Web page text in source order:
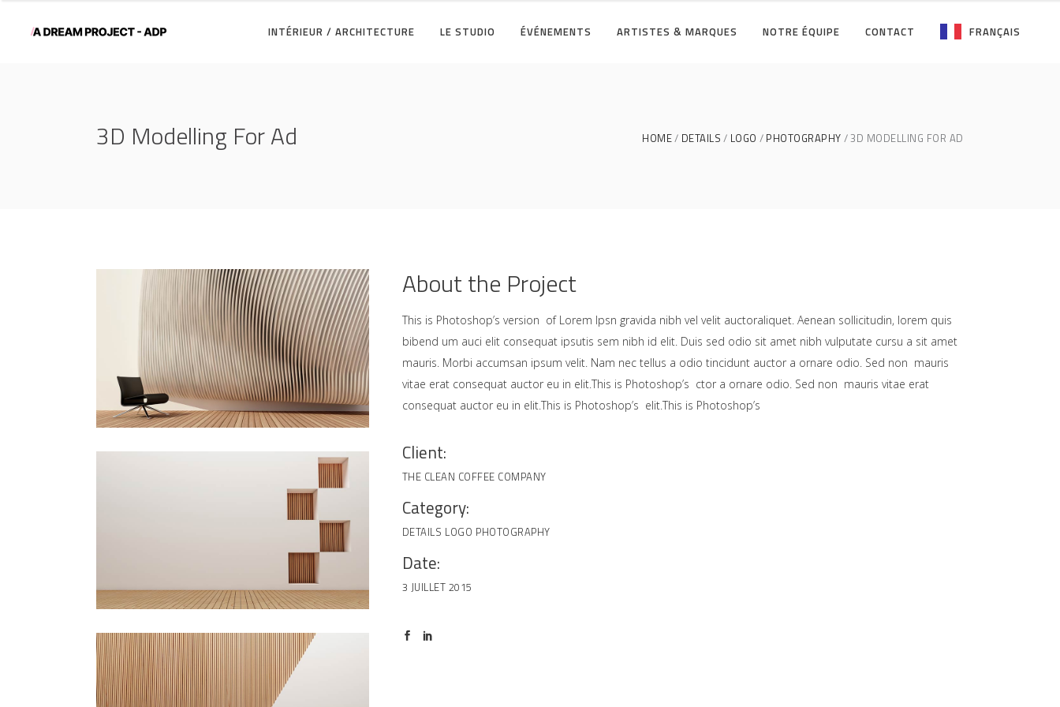
INTÉRIEUR / ARCHITECTURE LE STUDIO ÉVÉNEMENTS ARTISTES & MARQUES NOTRE ÉQUIPE CONTACT FRANÇAIS
3D Modelling For Ad HOME DETAILS LOGO PHOTOGRAPHY 3D MODELLING FOR AD
About the Project
This is Photoshop’s version of Lorem Ipsn gravida nibh vel velit auctoraliquet. Aenean sollicitudin, lorem quis
bibend um auci elit consequat ipsutis sem nibh id elit. Duis sed odio sit amet nibh vulputate cursu a sit amet
mauris. Morbi accumsan ipsum velit. Nam nec tellus a odio tincidunt auctor a ornare odio. Sed non mauris
vitae erat consequat auctor eu in elit.This is Photoshop’s ctor a ornare odio. Sed non mauris vitae erat
consequat auctor eu in elit.This is Photoshop’s elit.This is Photoshop’s
Client:
THE CLEAN COFFEE COMPANY
Category:
DETAILS LOGO PHOTOGRAPHY
Date:
3 JUILLET 2015